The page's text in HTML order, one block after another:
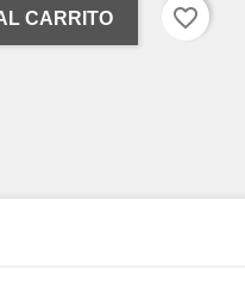
CARRITO favorite_border